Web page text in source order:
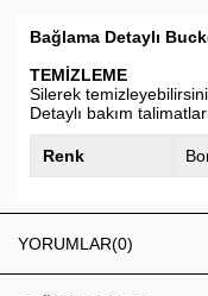
Bağlama Detaylı
TEMİZLEME
Silerek
Detaylı bakım
Renk
YORUMLAR(0)